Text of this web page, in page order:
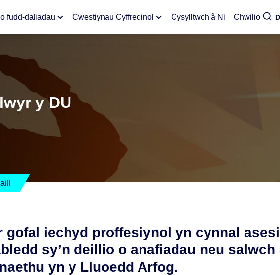
fudd-daliadau Cwestiynau Cyffredinol Cysylltwch â Ni Chwilio
y DU
gofal iechyd proffesiynol yn cynnal
sy’n deillio o anafiadau neu salwch
yn y Lluoedd Arfog.